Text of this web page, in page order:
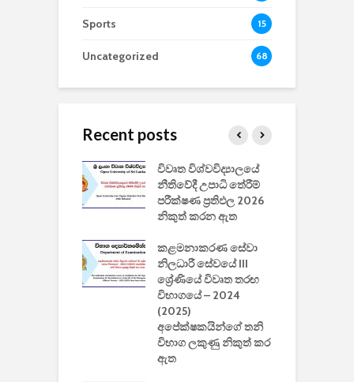
Sports 15
Uncategorized 68
Recent posts
විවෘත විශ්වවිද්‍යාලයේ
නීතිවේදී උපාධි තේරීම්
පරීක්ෂණ ප්‍රතිඵල 2026
නිකුත් කරන ඇත
කළමනාකරණ සේවා
නිලධාරී සේවයේ III
ශ්‍රේණියේ විවෘත තරඟ
විභාගයේ – 2024
(2025)
අපේක්ෂකයින්ගේ තනි
විභාග ලකුණු නිකුත් කර
ඇත